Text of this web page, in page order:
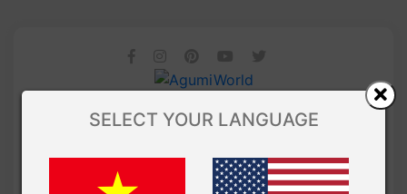
SELECT YOUR LANGUAGE